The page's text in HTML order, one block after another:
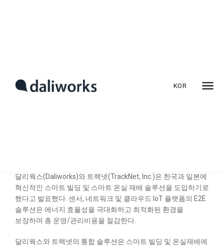
달리웍스(Daliworks)와 트랙넷(TrackNet, Inc.)은 한국과 일본에
혁신적인 스마트 빌딩 및 스마트 온실 재배 솔루션을 도입하기로
했다고 발표했다. 센서, 네트워크 및 클라우드 IoT 플랫폼의 E2E
솔루션은 에너지 효율성을 극대화하고 최적화된 환경을
보장하며 총 운영/관리비용을 절감한다.
달리웍스와 트랙넷의 통합 솔루션은 스마트 빌딩 및 온실재배에
KOR